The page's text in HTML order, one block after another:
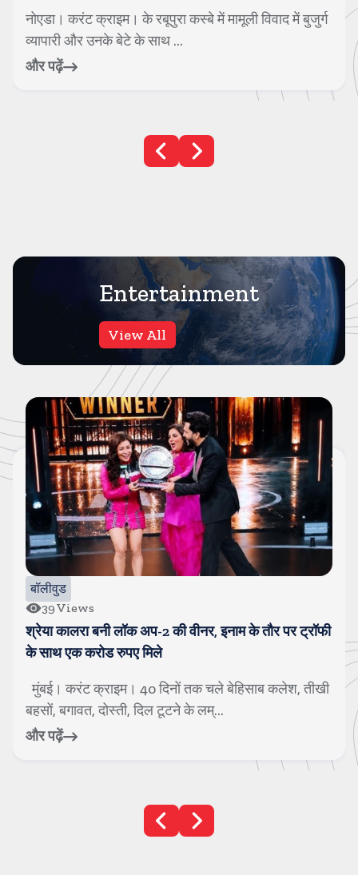
शामली। करंट क्राइम। यूपी की शामली पुलिस की बड़ी
सफलता मिली है। टीम ने एक लाख के इनामी बदमाश फु...
और पढ़ें
Entertainment
View All
बॉलीवुड
104Views
नोरा फतेही बोलीं, हां, मोरक्को फुटबॉलर है उसका खास दोस्त
मुंबई। करंट क्राइम। बॉलीवुड डीवा नोरा फतेही की लव लाइफ
अकसर सुर्खियों में रहती है। पिछले कई मही...
और पढ़ें